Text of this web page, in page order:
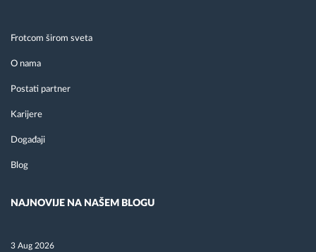
Frotcom širom sveta
O nama
Postati partner
Karijere
Događaji
Blog
NAJNOVIJE NA NAŠEM BLOGU
3 Aug 2026